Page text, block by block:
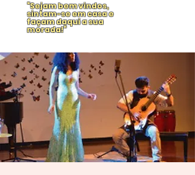
“Sejam bem vindos,
sintam-se em casa e
façam daqui a sua
morada!”